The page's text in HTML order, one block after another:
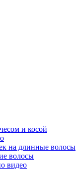
и косой
на длинные волосы
волосы
видео